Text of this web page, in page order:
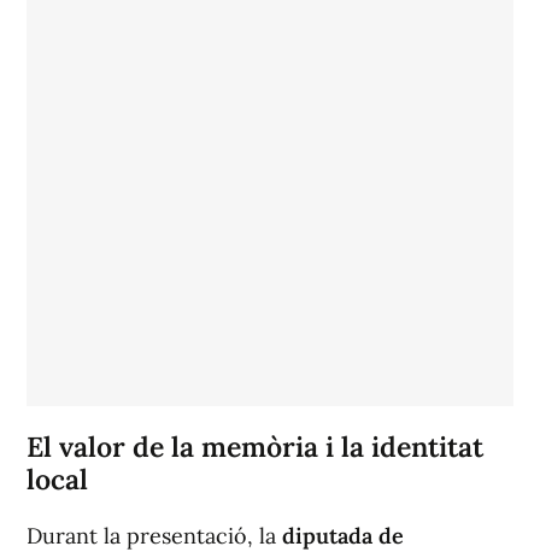
El valor de la memòria i la identitat
local
Durant la presentació, la diputada de